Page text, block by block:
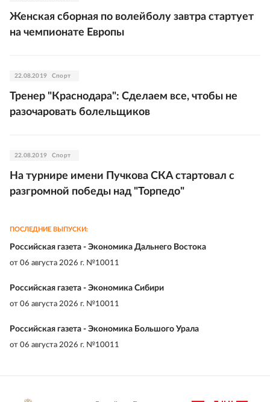
Женская сборная по волейболу завтра стартует
на чемпионате Европы
22.08.2019 Спорт
Тренер "Краснодара": Сделаем все, чтобы не
разочаровать болельщиков
22.08.2019 Спорт
На турнире имени Пучкова СКА стартовал с
разгромной победы над "Торпедо"
ПОСЛЕДНИЕ ВЫПУСКИ:
Российская газета - Экономика Дальнего Востока
от 06 августа 2026 г. №10011
Российская газета - Экономика Сибири
от 06 августа 2026 г. №10011
Российская газета - Экономика Большого Урала
от 06 августа 2026 г. №10011